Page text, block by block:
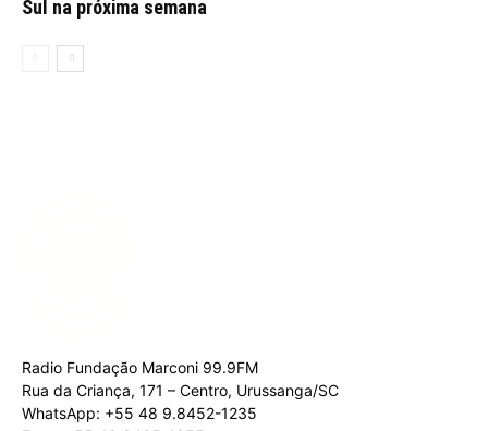
Sul na próxima semana
Radio Fundação Marconi 99.9FM
Rua da Criança, 171 – Centro, Urussanga/SC
WhatsApp: +55 48 9.8452-1235